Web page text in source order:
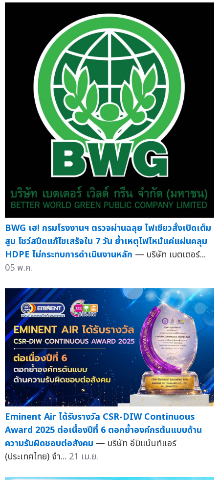
BWG เฮ! กรมโรงงานฯ ตรวจผ่านฉลุย ไฟเขียวสั่งเปิดเต็ม
สูบ โชว์สปีดแก้ไขเสร็จใน 7 วัน ย้ำเหตุไฟไหม้แค่แผ่นคลุม
HDPE ไม่กระทบการดำเนินงานหลัก — บริษัท เบตเตอร์...
05 พ.ค.
Eminent Air ได้รับรางวัล CSR-DIW Continuous
Award 2025 ต่อเนื่องปีที่ 6 ตอกย้ำองค์กรต้นแบบด้าน
ความรับผิดชอบต่อสังคม — บริษัท อีมิแน้นท์แอร์
(ประเทศไทย) จำ... 21 เม.ย.